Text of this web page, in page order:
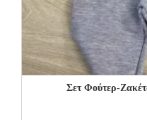
Σετ Φoύτερ-